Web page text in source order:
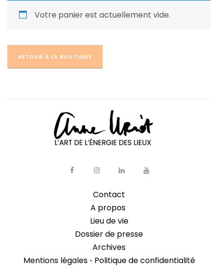
Votre panier est actuellement vide.
RETOUR À LA BOUTIQUE
Contact
A propos
Lieu de vie
Dossier de presse
Archives
Mentions légales• Politique de confidentialité